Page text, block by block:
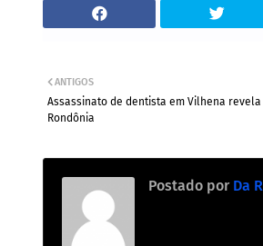
ANTIGOS
Assassinato de dentista em Vilhena
Rondônia
Postado por Da